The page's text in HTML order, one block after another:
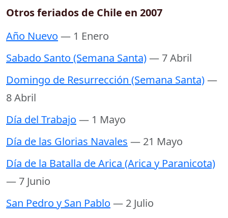
Otros feriados de Chile en 2007
Año Nuevo — 1 Enero
Sabado Santo (Semana Santa)— 7 Abril
Domingo de Resurrección (Semana Santa)—
8 Abril
Día del Trabajo — 1 Mayo
Día de las Glorias Navales — 21 Mayo
Día de la Batalla de Arica (Arica y Paranicota)
— 7 Junio
San Pedro y San Pablo — 2 Julio